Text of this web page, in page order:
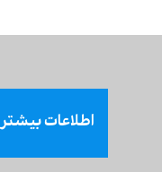
اطلاعات بیشتر